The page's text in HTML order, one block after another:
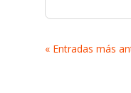
« Entradas más